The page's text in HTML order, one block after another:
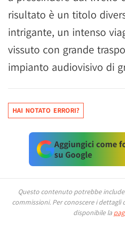
risultato è un titolo
intrigante, un intenso
vissuto con grande
impianto audiovisivo di
HAI NOTATO ERRORI?
Aggiungici come
su Google
Questo contenuto potrebbe
commissioni. Per conoscere i dettagli
disponibile la